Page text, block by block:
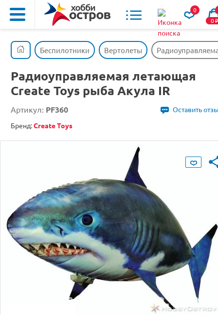
0
0o
Беспилотники Вертолеты
Радиоуправляемая летающая
Create Toys рыба Акула IR
Артикул: PF360
Оставить
Бренд:Create Toys